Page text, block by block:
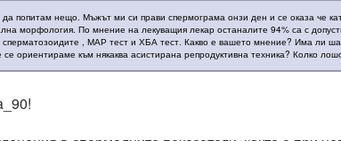
попитам нещо. Мъжът ми си прави спермограма онзи ден и се оказа че
морфология. По мнение на лекуващия лекар останалите 94% са с
, МАР тест и ХБА тест. Какво е вашето мнение? Има ли
ориентираме към някаква асистирана репродуктивна техника? Колко